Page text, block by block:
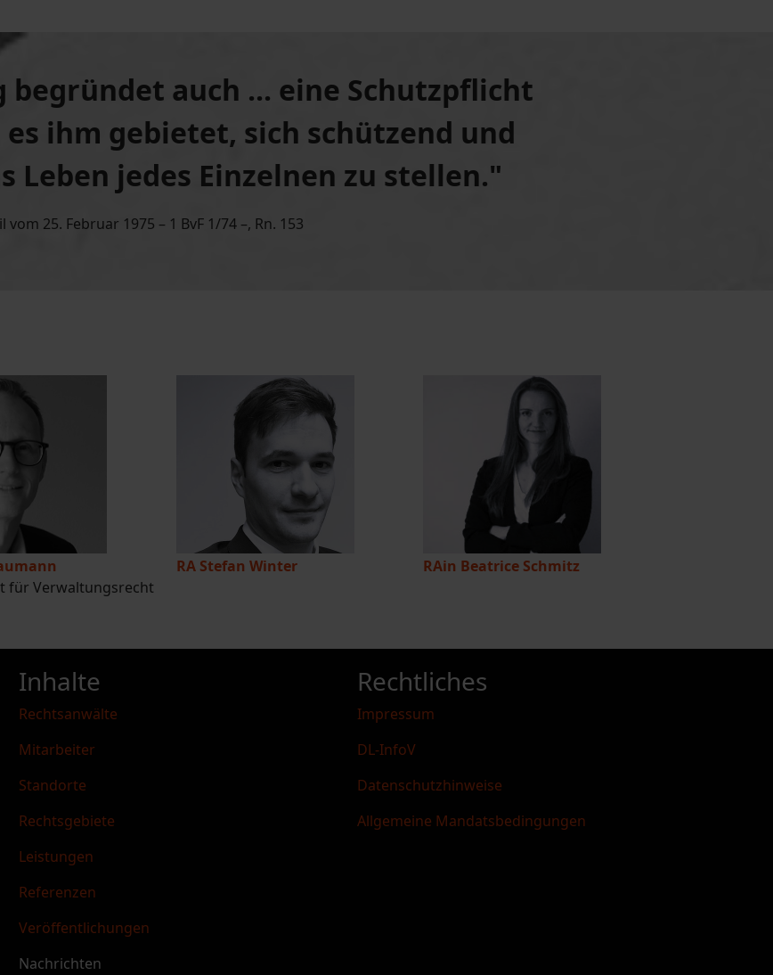
begründet auch ... eine Schutzpflicht
es ihm gebietet, sich schützend und
Leben jedes Einzelnen zu stellen."
25. Februar 1975 – 1 BvF 1/74 –, Rn. 153
für Verwaltungsrecht
RA Stefan Winter RAin Beatrice Schmitz
Inhalte
Rechtsanwälte
Mitarbeiter
Standorte
Rechtsgebiete
Leistungen
Referenzen
Veröffentlichungen
Nachrichten
Rechtliches
Impressum
DL-InfoV
Datenschutzhinweise
Allgemeine Mandatsbedingungen